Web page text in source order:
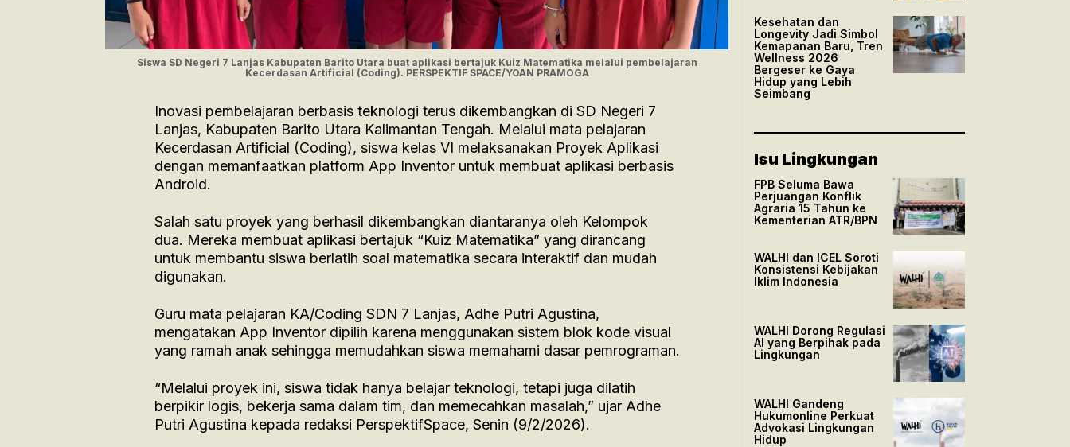
Siswa SD Negeri 7 Lanjas Kabupaten Barito Utara buat aplikasi bertajuk Kuiz Matematika melalui pembelajaran
Kecerdasan Artificial (Coding). PERSPEKTIF SPACE/YOAN PRAMOGA
Inovasi pembelajaran berbasis teknologi terus dikembangkan di SD Negeri 7
Lanjas, Kabupaten Barito Utara Kalimantan Tengah. Melalui mata pelajaran
Kecerdasan Artificial (Coding), siswa kelas VI melaksanakan Proyek Aplikasi
dengan memanfaatkan platform App Inventor untuk membuat aplikasi berbasis
Android.
Salah satu proyek yang berhasil dikembangkan diantaranya oleh Kelompok
dua. Mereka membuat aplikasi bertajuk “Kuiz Matematika” yang dirancang
untuk membantu siswa berlatih soal matematika secara interaktif dan mudah
digunakan.
Guru mata pelajaran KA/Coding SDN 7 Lanjas, Adhe Putri Agustina,
mengatakan App Inventor dipilih karena menggunakan sistem blok kode visual
yang ramah anak sehingga memudahkan siswa memahami dasar pemrograman.
“Melalui proyek ini, siswa tidak hanya belajar teknologi, tetapi juga dilatih
berpikir logis, bekerja sama dalam tim, dan memecahkan masalah,” ujar Adhe
Putri Agustina kepada redaksi PerspektifSpace, Senin (9/2/2026).
Kesehatan dan
Longevity Jadi Simbol
Kemapanan Baru, Tren
Wellness 2026
Bergeser ke Gaya
Hidup yang Lebih
Seimbang
Isu Lingkungan
FPB Seluma Bawa
Perjuangan Konflik
Agraria 15 Tahun ke
Kementerian ATR/BPN
WALHI dan ICEL Soroti
Konsistensi Kebijakan
Iklim Indonesia
WALHI Dorong Regulasi
AI yang Berpihak pada
Lingkungan
WALHI Gandeng
Hukumonline Perkuat
Advokasi Lingkungan
Hidup